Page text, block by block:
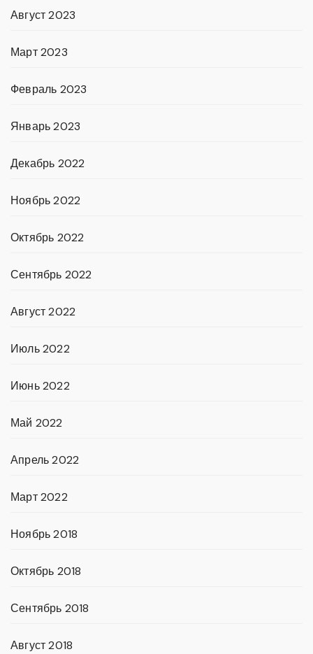
Август 2023
Март 2023
Февраль 2023
Январь 2023
Декабрь 2022
Ноябрь 2022
Октябрь 2022
Сентябрь 2022
Август 2022
Июль 2022
Июнь 2022
Май 2022
Апрель 2022
Март 2022
Ноябрь 2018
Октябрь 2018
Сентябрь 2018
Август 2018